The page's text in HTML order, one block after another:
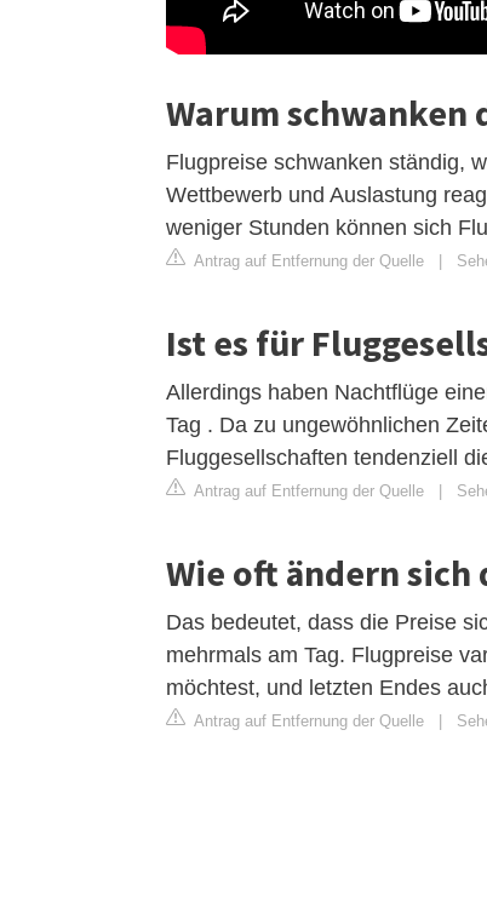
Warum schwanken
Flugpreise schwanken ständig,
Wettbewerb und Auslastung
weniger Stunden können sich
Antrag auf Entfernung der Quelle |
Ist es für
Allerdings haben Nachtflüge
Tag . Da zu ungewöhnlichen
Fluggesellschaften tendenziell
Antrag auf Entfernung der Quelle |
Wie oft ändern sich
Das bedeutet, dass die Preise
mehrmals am Tag. Flugpreise
möchtest, und letzten Endes
Antrag auf Entfernung der Quelle |